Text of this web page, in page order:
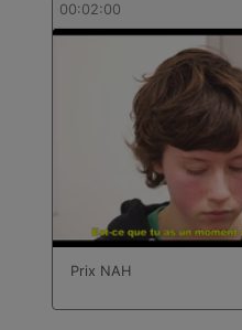
00:02:00
Prix NAH